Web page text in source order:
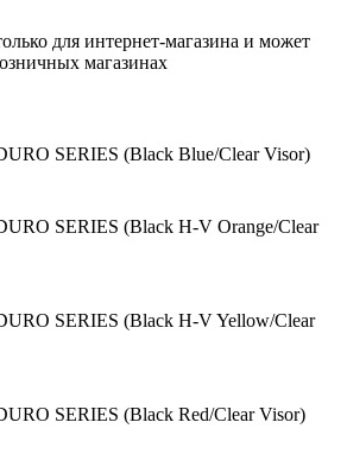
для интернет-магазина и может
магазинах
SERIES (Black Blue/Clear Visor)
SERIES (Black H-V Orange/Clear
SERIES (Black H-V Yellow/Clear
SERIES (Black Red/Clear Visor)